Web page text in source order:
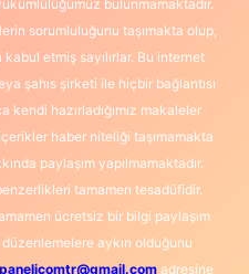
bulunmamaktadır.
sorumluluğunu taşımakta olup,
etmiş sayılırlar. Bu internet
şahıs şirketi ile hiçbir bağlantısı
kendi hazırladığımız makaleler
haber niteliği taşımamakta
paylaşım yapılmamaktadır.
tamamen tesadüfidir.
ücretsiz bir bilgi paylaşım
aykırı olduğunu
adresine